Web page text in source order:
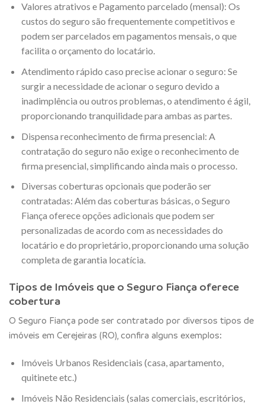
Valores atrativos e Pagamento parcelado (mensal): Os
custos do seguro são frequentemente competitivos e
podem ser parcelados em pagamentos mensais, o que
facilita o orçamento do locatário.
Atendimento rápido caso precise acionar o seguro: Se
surgir a necessidade de acionar o seguro devido a
inadimplência ou outros problemas, o atendimento é ágil,
proporcionando tranquilidade para ambas as partes.
Dispensa reconhecimento de firma presencial: A
contratação do seguro não exige o reconhecimento de
firma presencial, simplificando ainda mais o processo.
Diversas coberturas opcionais que poderão ser
contratadas: Além das coberturas básicas, o Seguro
Fiança oferece opções adicionais que podem ser
personalizadas de acordo com as necessidades do
locatário e do proprietário, proporcionando uma solução
completa de garantia locatícia.
Tipos de Imóveis que o Seguro Fiança oferece
cobertura
O Seguro Fiança pode ser contratado por diversos tipos de
imóveis em Cerejeiras (RO), confira alguns exemplos:
Imóveis Urbanos Residenciais (casa, apartamento,
quitinete etc.)
Imóveis Não Residenciais (salas comerciais, escritórios,